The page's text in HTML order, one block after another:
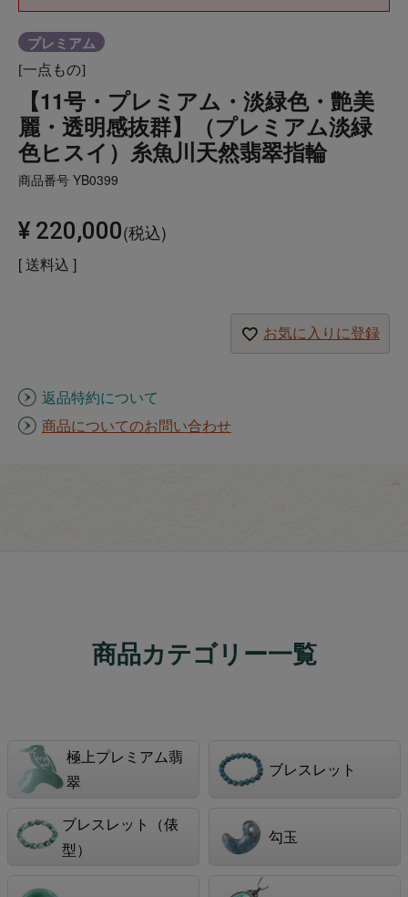
プレミアム
[一点もの]
【11号・プレミアム・淡緑色・艶美
麗・透明感抜群】（プレミアム淡緑
色ヒスイ）糸魚川天然翡翠指輪
商品番号 YB0399
¥ 220,000 税込
送料込
お気に入りに登録
返品特約について
商品についてのお問い合わせ
商品カテゴリー一覧
極上プレミアム翡
翠
ブレスレット
ブレスレット（俵
型）
勾玉